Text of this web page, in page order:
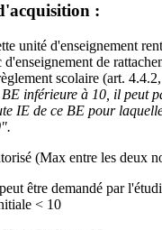
:
unité d'enseignement
de
scolaire (art.
inférieure à 10, il peut
IE de ce BE pour
(Max entre les deux
être demandé par
< 10